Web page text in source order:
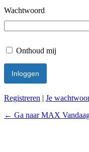
Wachtwoord
Onthoud mij
Registreren | Je
← Ga naar MAX